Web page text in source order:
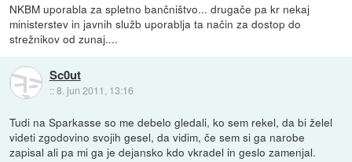
NKBM uporabla za spletno bančništvo... drugače pa kr nekaj
ministerstev in javnih služb uporablja ta način za dostop do
strežnikov od zunaj....
Sc0ut
::8. jun 2011, 13:16
Tudi na Sparkasse so me debelo gledali, ko sem rekel, da bi želel
videti zgodovino svojih gesel, da vidim, če sem si ga narobe
zapisal ali pa mi ga je dejansko kdo vkradel in geslo zamenjal.